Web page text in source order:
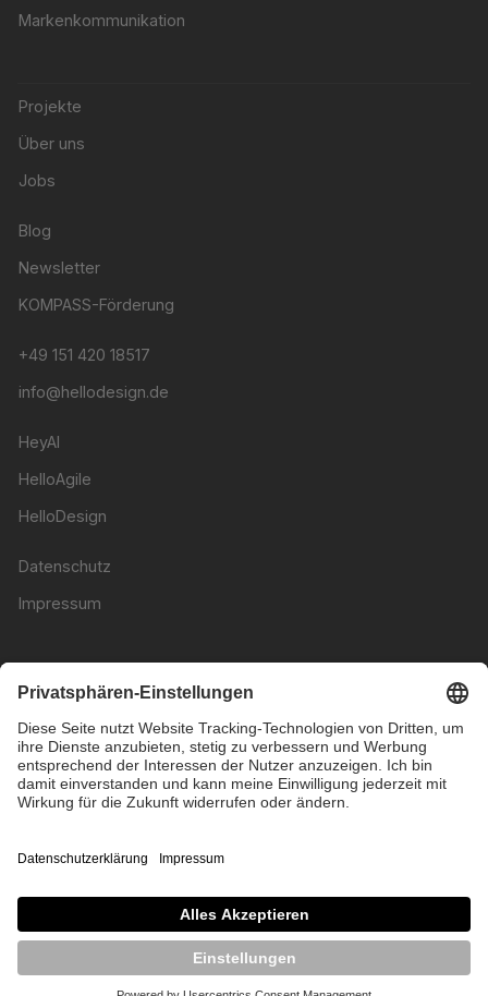
Markenkommunikation
Projekte
Über uns
Jobs
Blog
Newsletter
KOMPASS-Förderung
+49 151 420 18517
info@hellodesign.de
HeyAI
HelloAgile
HelloDesign
Datenschutz
Impressum
HelloDesign® ist eine Marke der HelloNew GmbH &
Co. KG, 2025